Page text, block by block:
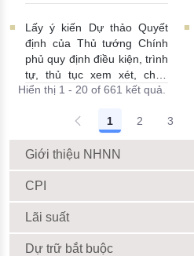
22/06/2026 | 09:13:00
Lấy ý kiến Dự thảo Quyết
định của Thủ tướng Chính
phủ quy định điều kiện, trình
tự, thủ tục xem xét, chấp
thuận cho Tổ chức kinh tế
lãnh cho người không cư trú
18/06/2026 | 15:57:00
Hiển thị 1 - 20 of 661 kết quả.
1 2 3
Giới thiệu NHNN
CPI
Lãi suất
Dự trữ bắt buộc